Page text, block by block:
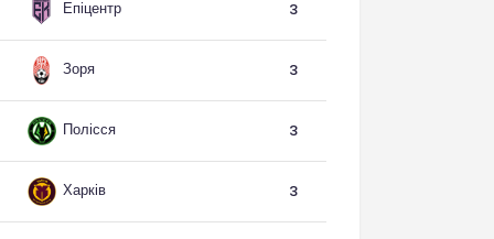
Епіцентр 3
Зоря 3
Полісся 3
Харків 3